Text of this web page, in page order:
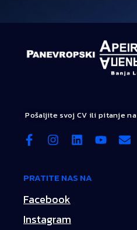
Pošaljite svoj CV ili pitanje
PRATITE NAS NA
Facebook
Instagram